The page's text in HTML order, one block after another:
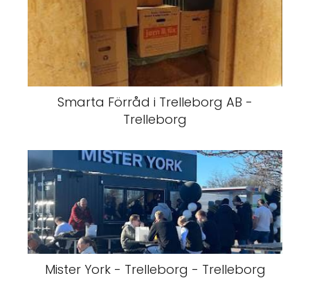
Smarta Förråd i Trelleborg AB -
Trelleborg
Mister York - Trelleborg - Trelleborg